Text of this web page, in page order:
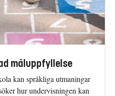
måluppfyllelse
kan språkliga utmaningar
hur undervisningen kan